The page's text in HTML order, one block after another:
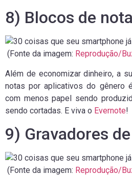
8) Blocos de
(Fonte da imagem: Reprodução/
Além de economizar dinheiro, a
notas por aplicativos do gênero
com menos papel sendo
sendo cortadas. E viva o Evernote!
9) Gravadores
(Fonte da imagem: Reprodução/